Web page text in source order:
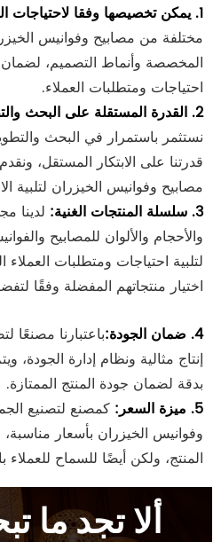
1. يمكن تخصيصها وفقا لاحتياجات العملاء:
مختلفة من مصابيح وفوانيس
المخصصة وأنماط التصميم، لضمان
احتياجات ومتطلبات العملاء.
2. القدرة المستقلة على البحث والتطوير والتصميم:
نستثمر باستمرار في البحث
قدرتنا على الابتكار المستقل،
مصابيح وفوانيس الخيزران لتلبية
3. سلسلة المنتجات الغنية:
لدينا
والأحجام والألوان للمصابيح
لتلبية احتياجات ومتطلبات العملاء
اختيار منتجاتهم المفضلة وفقًا
4. ضمان الجودة:
باعتبارنا مصنعًا
إنتاج مثالية ونظام إدارة
بدقة لضمان جودة المنتج الممتازة.
5. ميزة السعر:
كمصنع لتصنيع
وفوانيس الخيزران بأسعار
المنتج، ولكن أيضًا للسماح للعملاء
ألا تجد ما